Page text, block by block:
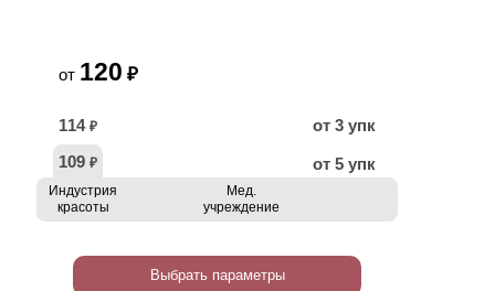
от 120 ₽
114 ₽
от 3 упк
109 ₽ от 5 упк
Индустрия
красоты
Мед.
учреждение
Выбрать параметры